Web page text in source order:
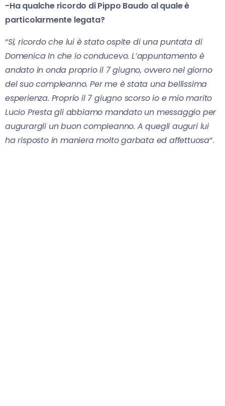
-Ha qualche ricordo di Pippo Baudo al quale è
particolarmente legata?
“Sì, ricordo che lui è stato ospite di una puntata di
Domenica In che io conducevo. L’appuntamento è
andato in onda proprio il 7 giugno, ovvero nel giorno
del suo compleanno. Per me è stata una bellissima
esperienza. Proprio il 7 giugno scorso io e mio marito
Lucio Presta gli abbiamo mandato un messaggio per
augurargli un buon compleanno. A quegli auguri lui
ha risposto in maniera molto garbata ed affettuosa“.